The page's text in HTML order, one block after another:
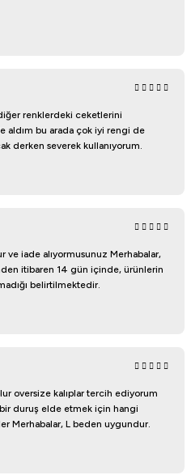
renklerdeki ceketlerini
aldım bu arada çok iyi rengi de
derken severek kullanıyorum.
iade alıyormusunuz Merhabalar,
itibaren 14 gün içinde, ürünlerin
belirtilmektedir.
oversize kalıplar tercih ediyorum
duruş elde etmek için hangi
Merhabalar, L beden uygundur.